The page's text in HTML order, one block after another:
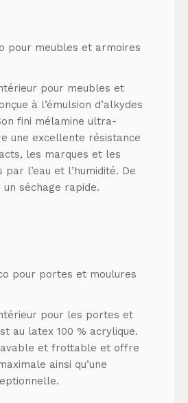
pour meubles et
à l’émulsion d’alkydes
fini mélamine ultra-
une excellente résistance
les marques et les
par l’eau et l’humidité. De
séchage rapide.
pour les portes et
au latex 100 % acrylique.
et frottable et offre
ainsi qu’une